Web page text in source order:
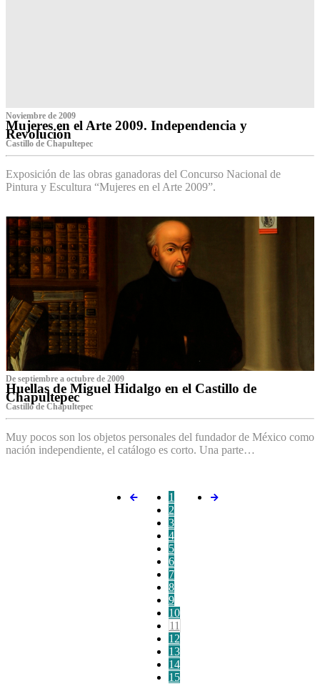
Noviembre de 2009
Mujeres en el Arte 2009. Independencia y
Revolución
Castillo de Chapultepec
Exposición de las obras ganadoras del Concurso Nacional de
Pintura y Escultura “Mujeres en el Arte 2009”.
De septiembre a octubre de 2009
Huellas de Miguel Hidalgo en el Castillo de
Chapultepec
Castillo de Chapultepec
Muy pocos son los objetos personales del fundador de México como
nación independiente, el catálogo es corto. Una parte…
1
2
3
4
5
6
7
8
9
10
11
12
13
14
15